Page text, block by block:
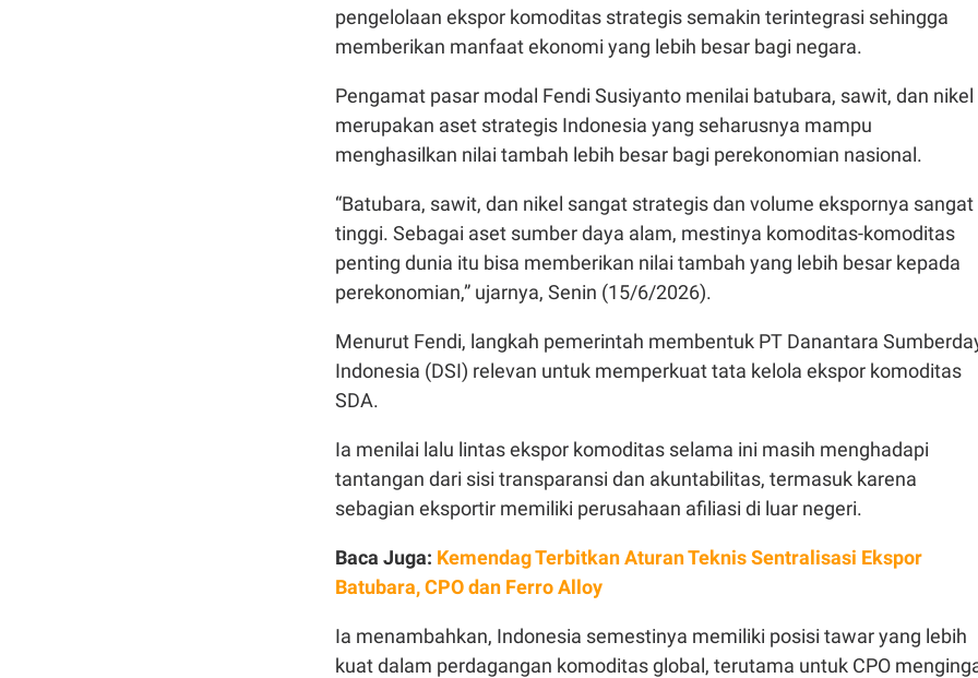
pengelolaan ekspor komoditas strategis semakin terintegrasi sehingga
memberikan manfaat ekonomi yang lebih besar bagi negara.
Pengamat pasar modal Fendi Susiyanto menilai batubara, sawit, dan nikel
merupakan aset strategis Indonesia yang seharusnya mampu
menghasilkan nilai tambah lebih besar bagi perekonomian nasional.
“Batubara, sawit, dan nikel sangat strategis dan volume ekspornya sangat
tinggi. Sebagai aset sumber daya alam, mestinya komoditas-komoditas
penting dunia itu bisa memberikan nilai tambah yang lebih besar kepada
perekonomian,” ujarnya, Senin (15/6/2026).
Menurut Fendi, langkah pemerintah membentuk PT Danantara
Indonesia (DSI) relevan untuk memperkuat tata kelola ekspor komoditas
SDA.
Ia menilai lalu lintas ekspor komoditas selama ini masih menghadapi
tantangan dari sisi transparansi dan akuntabilitas, termasuk karena
sebagian eksportir memiliki perusahaan afiliasi di luar negeri.
Baca Juga: Kemendag Terbitkan Aturan Teknis Sentralisasi Ekspor
Batubara, CPO dan Ferro Alloy
Ia menambahkan, Indonesia semestinya memiliki posisi tawar yang lebih
kuat dalam perdagangan komoditas global, terutama untuk CPO